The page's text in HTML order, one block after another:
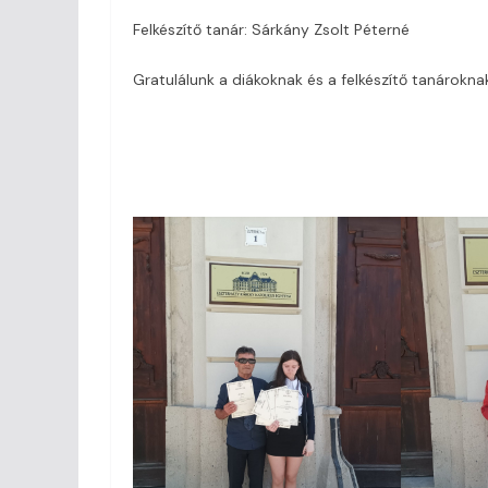
Felkészítő tanár: Sárkány Zsolt Péterné
Gratulálunk a diákoknak és a felkészítő